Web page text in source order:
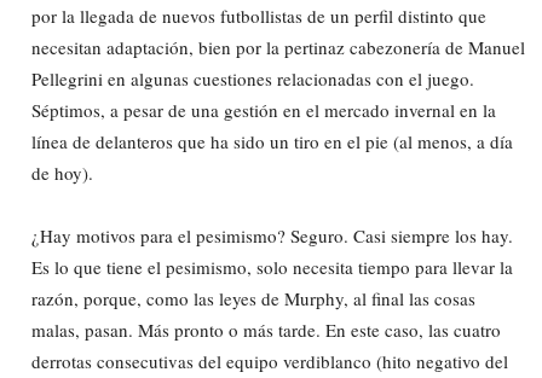
por la llegada de nuevos futbollistas de un perfil distinto que
necesitan adaptación, bien por la pertinaz cabezonería de Manuel
Pellegrini en algunas cuestiones relacionadas con el juego.
Séptimos, a pesar de una gestión en el mercado invernal en la
línea de delanteros que ha sido un tiro en el pie (al menos, a día
de hoy).
¿Hay motivos para el pesimismo? Seguro. Casi siempre los hay.
Es lo que tiene el pesimismo, solo necesita tiempo para llevar la
razón, porque, como las leyes de Murphy, al final las cosas
malas, pasan. Más pronto o más tarde. En este caso, las cuatro
derrotas consecutivas del equipo verdiblanco (hito negativo del